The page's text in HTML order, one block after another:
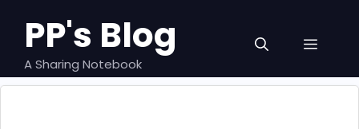
PP's Blog
A Sharing Notebook
菜